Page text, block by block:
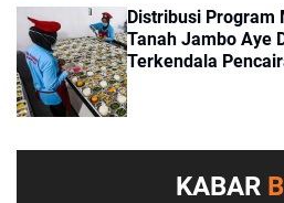
Distribusi Program
Tanah Jambo Aye
Terkendala
KABAR